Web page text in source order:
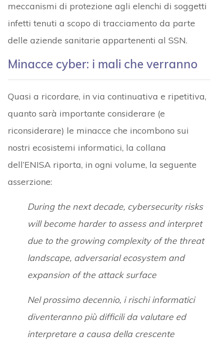
meccanismi di protezione agli elenchi di soggetti
infetti tenuti a scopo di tracciamento da parte
delle aziende sanitarie appartenenti al SSN.
Minacce cyber: i mali che verranno
Quasi a ricordare, in via continuativa e ripetitiva,
quanto sarà importante considerare (e
riconsiderare) le minacce che incombono sui
nostri ecosistemi informatici, la collana
dell’ENISA riporta, in ogni volume, la seguente
asserzione:
During the next decade, cybersecurity risks
will become harder to assess and interpret
due to the growing complexity of the threat
landscape, adversarial ecosystem and
expansion of the attack surface
Nel prossimo decennio, i rischi informatici
diventeranno più difficili da valutare ed
interpretare a causa della crescente